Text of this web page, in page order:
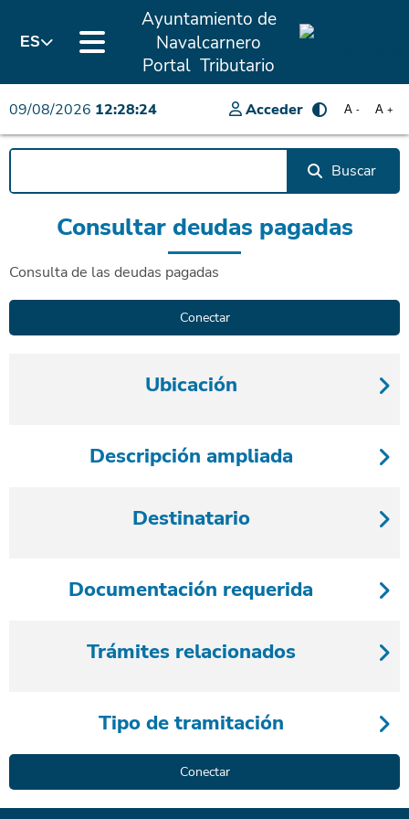
ES
Ayuntamiento de
Navalcarnero
Portal Tributario
09/08/2026 12:28:24 Acceder A +
A -
Buscar
Consultar deudas pagadas
Consulta de las deudas pagadas
Ubicación
Descripción ampliada
Destinatario
Documentación requerida
Trámites relacionados
Tipo de tramitación